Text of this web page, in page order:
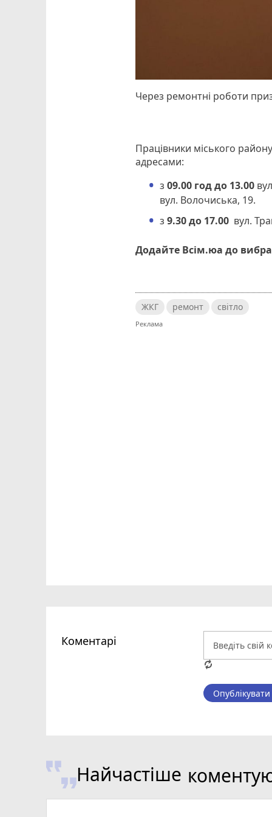
Через ремонтні роботи
Працівники міського
адресами:
з09.00 год до 13.00
вул. Волочиська, 19.
з 9.30 до 17.00 вул.
Додайте Всім.юа до
ЖКГ ремонт світло
Коментарі
Найчастіше